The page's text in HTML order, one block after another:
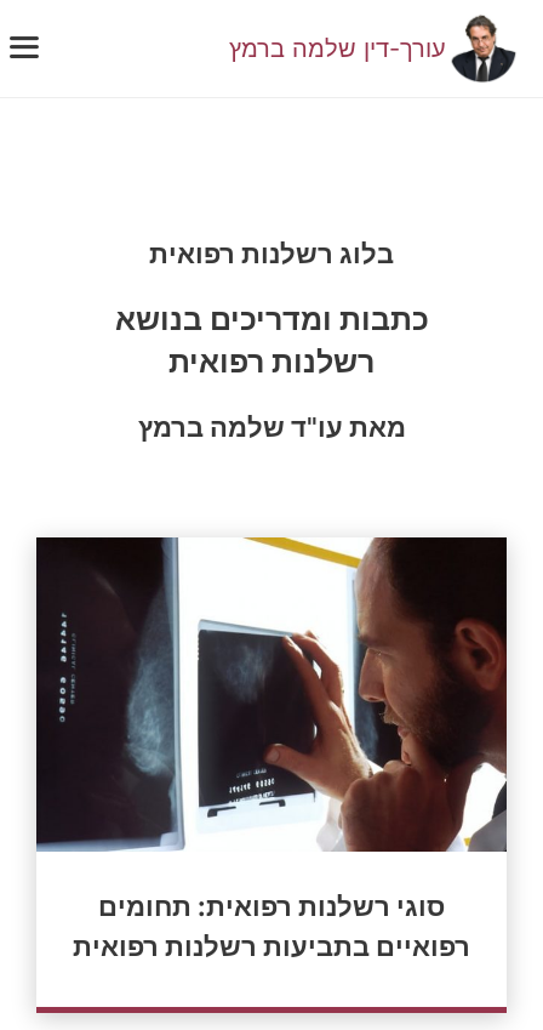
לתוכן
עורך-דין שלמה ברמץ
בלוג רשלנות רפואית
כתבות ומדריכים בנושא
רשלנות רפואית
מאת עו"ד שלמה ברמץ
סוגי רשלנות רפואית: תחומים
רפואיים בתביעות רשלנות רפואית